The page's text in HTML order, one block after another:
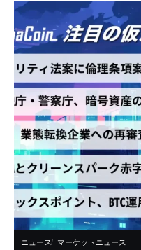
ニュース マーケットニュース